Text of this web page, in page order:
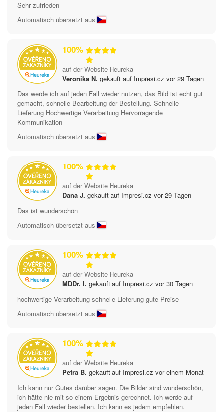
Sehr zufrieden
Automatisch übersetzt aus
100%
auf der Website Heureka
Veronika N. gekauft auf Impresi.cz vor 29 Tagen
Das werde ich auf jeden Fall wieder nutzen, das Bild ist echt gut
gemacht, schnelle Bearbeitung der Bestellung. Schnelle
Lieferung Hochwertige Verarbeitung Hervorragende
Kommunikation
Automatisch übersetzt aus
100%
auf der Website Heureka
Dana J. gekauft auf Impresi.cz vor 29 Tagen
Das ist wunderschön
Automatisch übersetzt aus
100%
auf der Website Heureka
MDDr. I. gekauft auf Impresi.cz vor 30 Tagen
hochwertige Verarbeitung schnelle Lieferung gute Preise
Automatisch übersetzt aus
100%
auf der Website Heureka
Petra B. gekauft auf Impresi.cz vor einem Monat
Ich kann nur Gutes darüber sagen. Die Bilder sind wunderschön,
ich hätte nie mit so einem Ergebnis gerechnet. Ich werde auf
jeden Fall wieder bestellen. Ich kann es jedem empfehlen.